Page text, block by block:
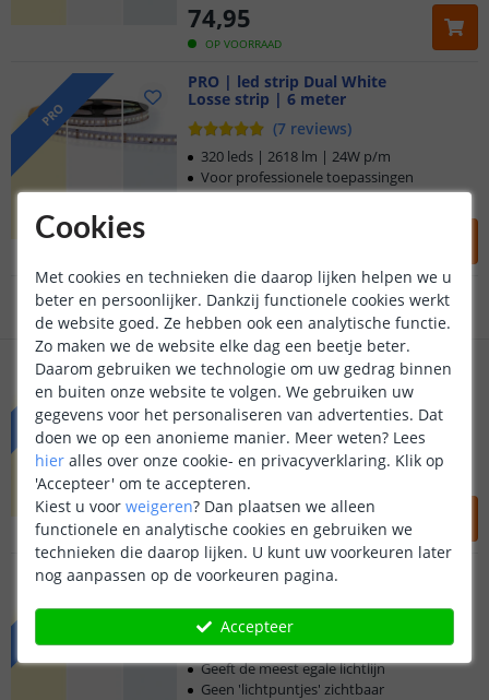
OP VOORRAAD
74,95
PRO
PRO | led strip Dual White
Losse strip | 6 meter
(7 reviews)
320 leds | 2618 lm | 24W p/m
Voor professionele toepassingen
Hoogste lichtopbrengst
Klantbeoordeling 9.1
Voor 23:45 uur besteld,morgen in huis
Klantbeoordeling 9.1
Voor 23:45 uur besteld,morgen in huis
BASIC
BASIC | led strip Dual White
Losse strip | 7 meter
reviews
OP VOORRAAD
56,95
30+30 leds p/m - Basic
Betaalbare accentverlichting
Strip voor standaardgebruik
PRIME
PRIME | led strip Dual White
Losse strip | 7 meter
(17
608 leds | 1849 lm | 23W p/m
Geeft de meest egale lichtlijn
Geen 'lichtpuntjes' zichtbaar
Cookies
Met cookies en technieken die daarop lijken helpen we u
beter en persoonlijker. Dankzij functionele cookies werkt
de website goed. Ze hebben ook een analytische functie.
Zo maken we de website elke dag een beetje beter.
Daarom gebruiken we technologie om uw gedrag binnen
en buiten onze website te volgen. We gebruiken uw
gegevens voor het personaliseren van advertenties. Dat
doen we op een anonieme manier. Meer weten? Lees
hier alles over onze cookie- en privacyverklaring. Klik op
'Accepteer' om te accepteren.
Kiest u voor weigeren? Dan plaatsen we alleen
functionele en analytische cookies en gebruiken we
technieken die daarop lijken. U kunt uw voorkeuren later
nog aanpassen op de voorkeuren pagina.
Accepteer